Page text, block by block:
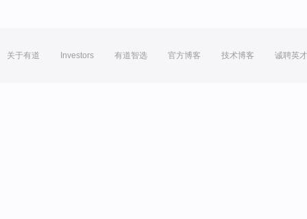
关于有道 Investors 有道智选 官方博客 技术博客 诚聘英才